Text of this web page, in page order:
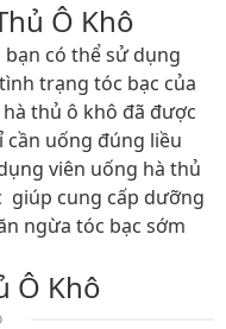
Ô Khô
có thể sử dụng
trạng tóc bạc của
thủ ô khô đã được
cần uống đúng liều
viên uống hà thủ
giúp cung cấp dưỡng
ngừa tóc bạc sớm
Ô Khô